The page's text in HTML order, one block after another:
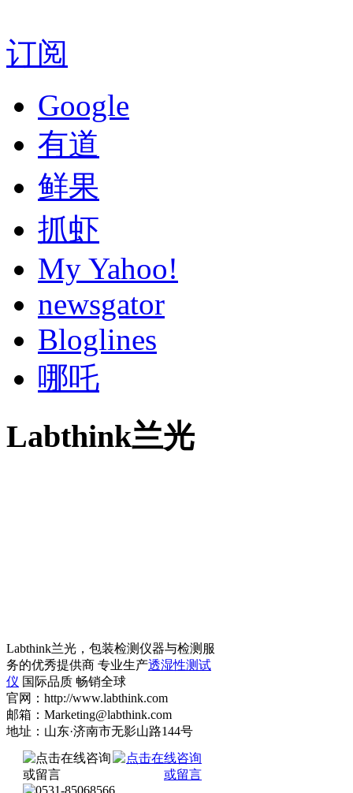
订阅
Google
有道
鲜果
抓虾
My Yahoo!
newsgator
Bloglines
哪吒
Labthink兰光
Labthink兰光，包装检测仪器与检测服
务的优秀提供商 专业生产透湿性测试
仪 国际品质 畅销全球
官网：http://www.labthink.com
邮箱：Marketing@labthink.com
地址：山东·济南市无影山路144号